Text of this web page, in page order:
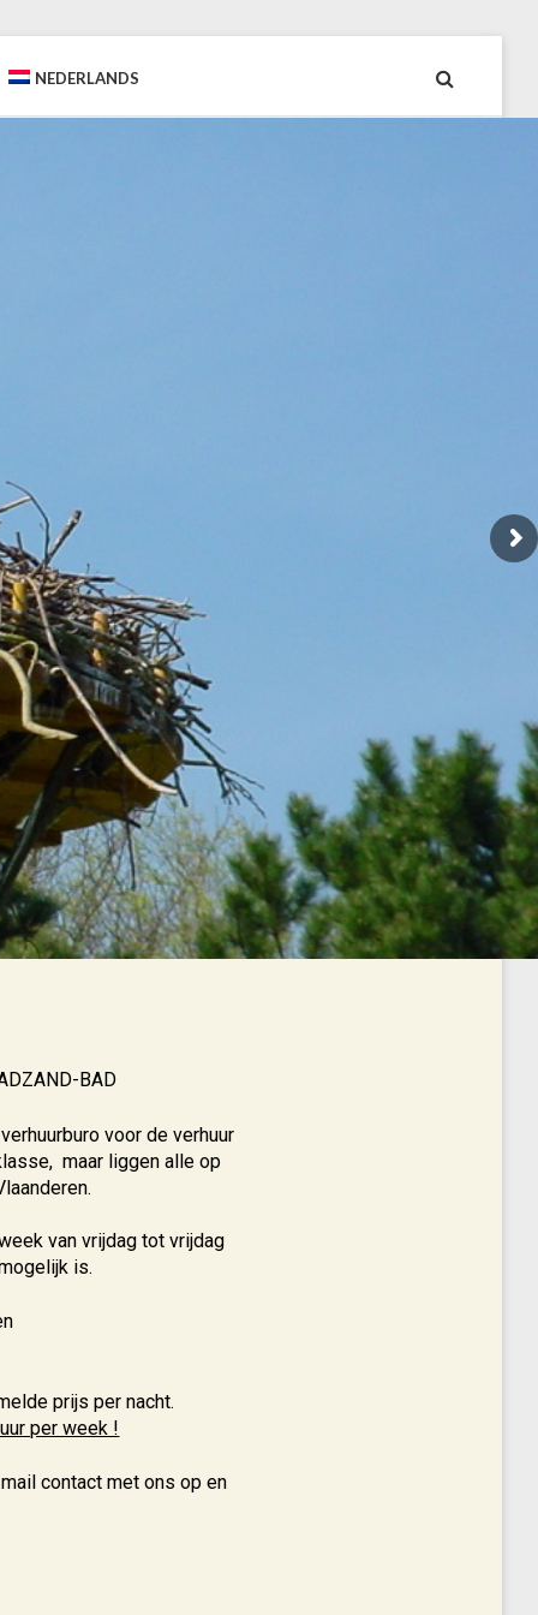
NEDERLANDS
BAD
voor de verhuur
maar liggen alle op
van vrijdag tot vrijdag
is.
prijs per nacht.
per week !
contact met ons op en